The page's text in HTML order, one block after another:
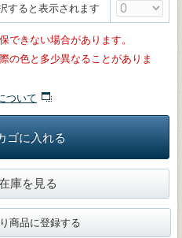
すると表示されます
できない場合があります。
の色と多少異なることがありま
ついて
ゴに入れる
庫を見る
商品に登録する